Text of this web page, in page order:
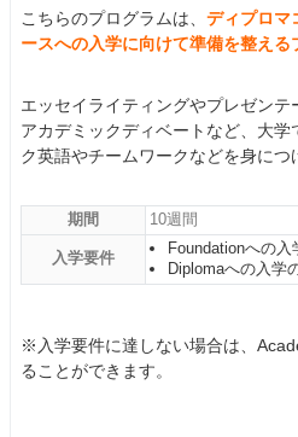
こちらのプログラムは、 ディプロマ
ースへの入学に向けて準備を整える
エッセイライティングやプレゼンテ
アカデミックディベートなど、大学
ク英語やチームワークなどを身につ
期間 10週間
入学要件
Foundationへの
Diplomaへの入学
※入学要件に達しない場合は、
ることができます。